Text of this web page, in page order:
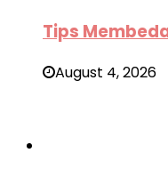
Tips
August 4, 2026